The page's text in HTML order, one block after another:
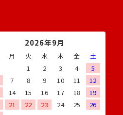
2026年9月
月 火 水 木 金
土
1
2 3 4
5
7 8 9 10 11
12
14 15 16 17 18
19
21 22 23 24 25
26